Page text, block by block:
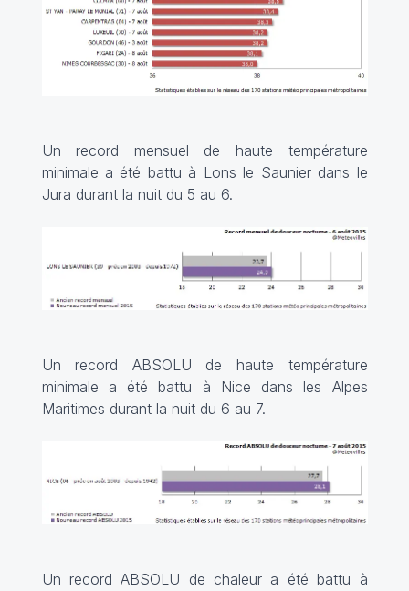
Un record mensuel de haute température
minimale a été battu à Lons le Saunier dans le
Jura durant la nuit du 5 au 6.
Un record ABSOLU de haute température
minimale a été battu à Nice dans les Alpes
Maritimes durant la nuit du 6 au 7.
Un record ABSOLU de chaleur a été battu à